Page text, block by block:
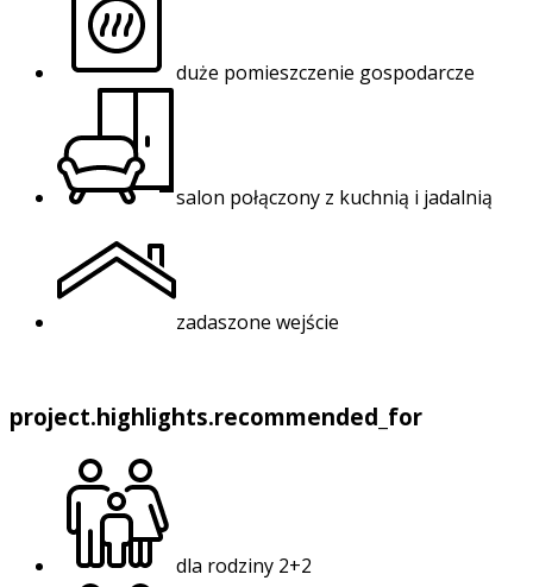
duże pomieszczenie gospodarcze
salon połączony z kuchnią i jadalnią
zadaszone wejście
project.highlights.recommended_for
dla rodziny 2+2